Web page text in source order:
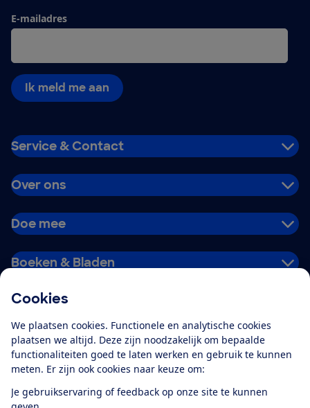
Cookies
We plaatsen cookies. Functionele en analytische cookies
plaatsen we altijd. Deze zijn noodzakelijk om bepaalde
functionaliteiten goed te laten werken en gebruik te kunnen
meten. Er zijn ook cookies naar keuze om:
Je gebruikservaring of feedback op onze site te kunnen
E-mailadres
Ik meld me aan
Service & Contact
Over ons
Doe mee
Boeken & Bladen
Alles over de
app